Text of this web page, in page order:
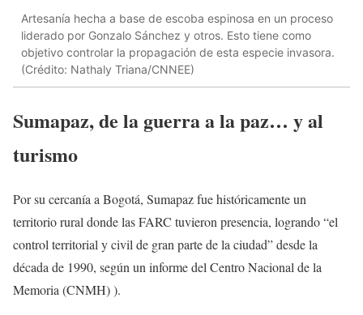
Artesanía hecha a base de escoba espinosa en un proceso
liderado por Gonzalo Sánchez y otros. Esto tiene como
objetivo controlar la propagación de esta especie invasora.
(Crédito: Nathaly Triana/CNNEE)
Sumapaz, de la guerra a la paz… y al
turismo
Por su cercanía a Bogotá, Sumapaz fue históricamente un
territorio rural donde las FARC tuvieron presencia, logrando “el
control territorial y civil de gran parte de la ciudad” desde la
década de 1990, según un informe del Centro Nacional de la
Memoria (CNMH) ).